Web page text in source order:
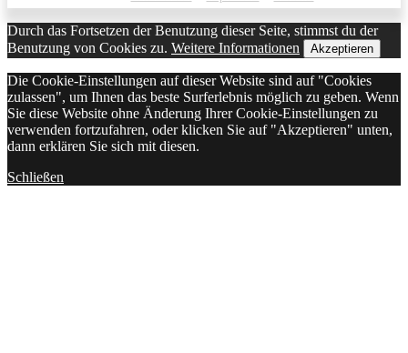
Durch das Fortsetzen der Benutzung dieser Seite, stimmst du der
Benutzung von Cookies zu. Weitere Informationen Akzeptieren
Die Cookie-Einstellungen auf dieser Website sind auf "Cookies
zulassen", um Ihnen das beste Surferlebnis möglich zu geben. Wenn
Sie diese Website ohne Änderung Ihrer Cookie-Einstellungen zu
verwenden fortzufahren, oder klicken Sie auf "Akzeptieren" unten,
dann erklären Sie sich mit diesen.
Schließen